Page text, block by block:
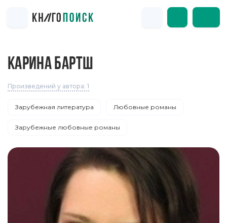
КАРИНА БАРТШ
Произведений у автора: 1
Зарубежная литература Любовные романы
Зарубежные любовные романы